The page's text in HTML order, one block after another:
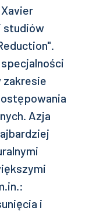
studiów
zakresie
Azja
i